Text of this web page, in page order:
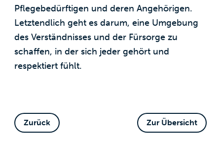
Pflegebedürftigen und deren Angehörigen.
Letztendlich geht es darum, eine Umgebung
des Verständnisses und der Fürsorge zu
schaffen, in der sich jeder gehört und
respektiert fühlt.
Zurück Zur Übersicht